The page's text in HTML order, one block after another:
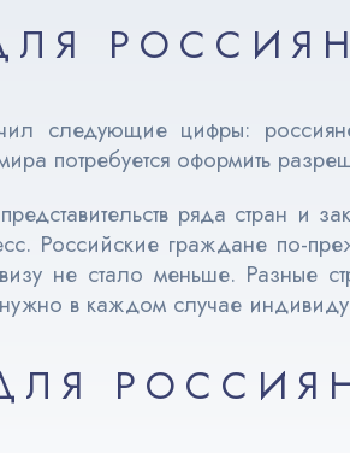
следующие цифры:
потребуется оформить
ряда стран и
Российские граждане по-
не стало меньше. Разные
в каждом случае